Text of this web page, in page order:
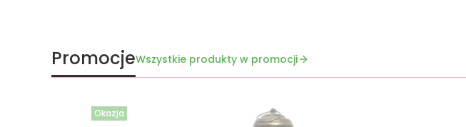
PromocjeWszystkie produkty w promocji
Okazja